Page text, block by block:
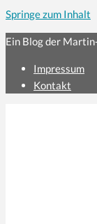
Springe zum Inhalt
Ein Blog der
Impressum
Kontakt